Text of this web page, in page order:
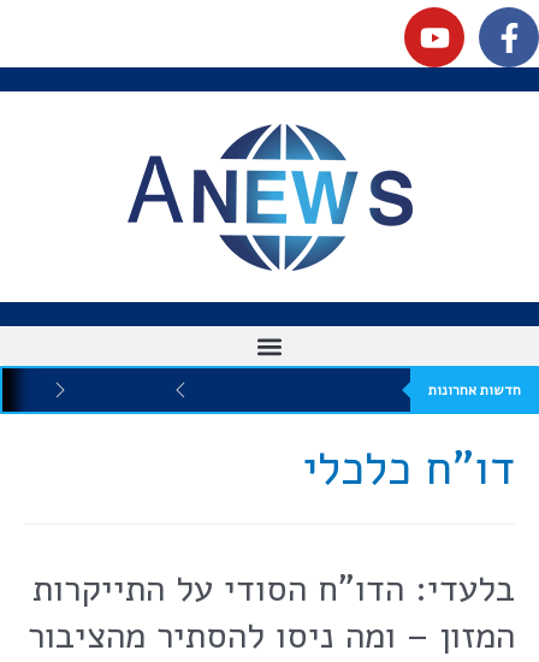
חדשות אחרונות
דו"ח כלכלי
בלעדי: הדו"ח הסודי על התייקרות
המזון – ומה ניסו להסתיר מהציבור